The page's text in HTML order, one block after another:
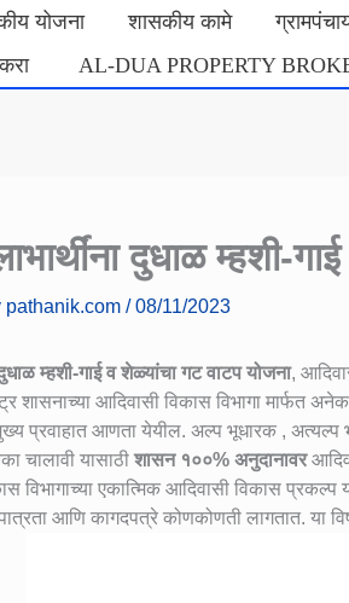
योजना शासकीय कामे
AL-DUA PROPERTY
दुधाळ म्हशी-
pathanik.com /08/11/2023
म्हशी-गाई व शेळ्यांचा गट वाटप योजना,
शासनाच्या आदिवासी विकास विभागा मार्फत
प्रवाहात आणता येयील. अल्प भूधारक , अत्यल्प
चालावी यासाठी शासन १००% अनुदानावर
विभागाच्या एकात्मिक आदिवासी विकास प्रकल्प
आणि कागदपत्रे कोणकोणती लागतात. या